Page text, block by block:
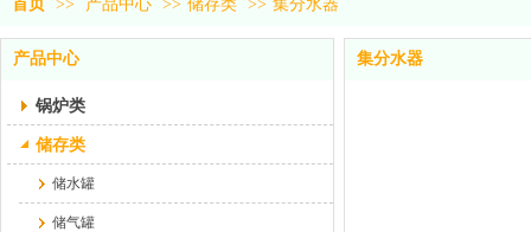
首页 >> 产品中心 >> 储存类 >> 集分水器
产品中心
锅炉类
储存类
储水罐
储气罐
集分水器